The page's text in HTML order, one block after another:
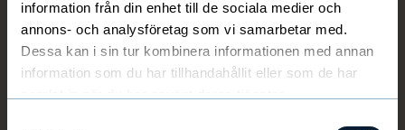
information från din enhet till de sociala medier och
annons- och analysföretag som vi samarbetar med.
Dessa kan i sin tur kombinera informationen med annan
information som du har tillhandahållit eller som de har